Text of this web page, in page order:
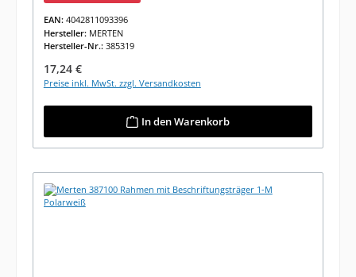
EAN: 4042811093396
Hersteller: MERTEN
Hersteller-Nr.: 385319
Regulärer Preis:
17,24 €
Preise inkl. MwSt. zzgl. Versandkosten
In den Warenkorb